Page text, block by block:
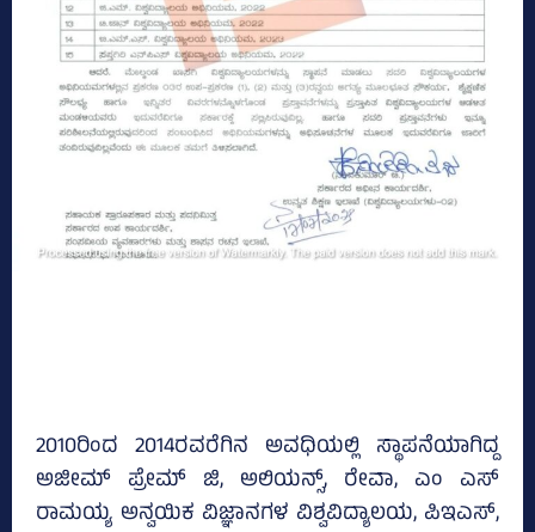
2010ರಿಂದ 2014ರವರೆಗಿನ ಅವಧಿಯಲ್ಲಿ ಸ್ಥಾಪನೆಯಾಗಿದ್ದ
ಅಜೀಮ್‌ ಪ್ರೇಮ್‌ ಜಿ, ಅಲಿಯನ್ಸ್‌, ರೇವಾ, ಎಂ ಎಸ್‌
ರಾಮಯ್ಯ ಅನ್ವಯಿಕ ವಿಜ್ಞಾನಗಳ ವಿಶ್ವವಿದ್ಯಾಲಯ, ಪಿಇಎಸ್‌,